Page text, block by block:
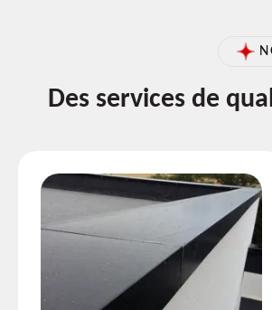
Des services de